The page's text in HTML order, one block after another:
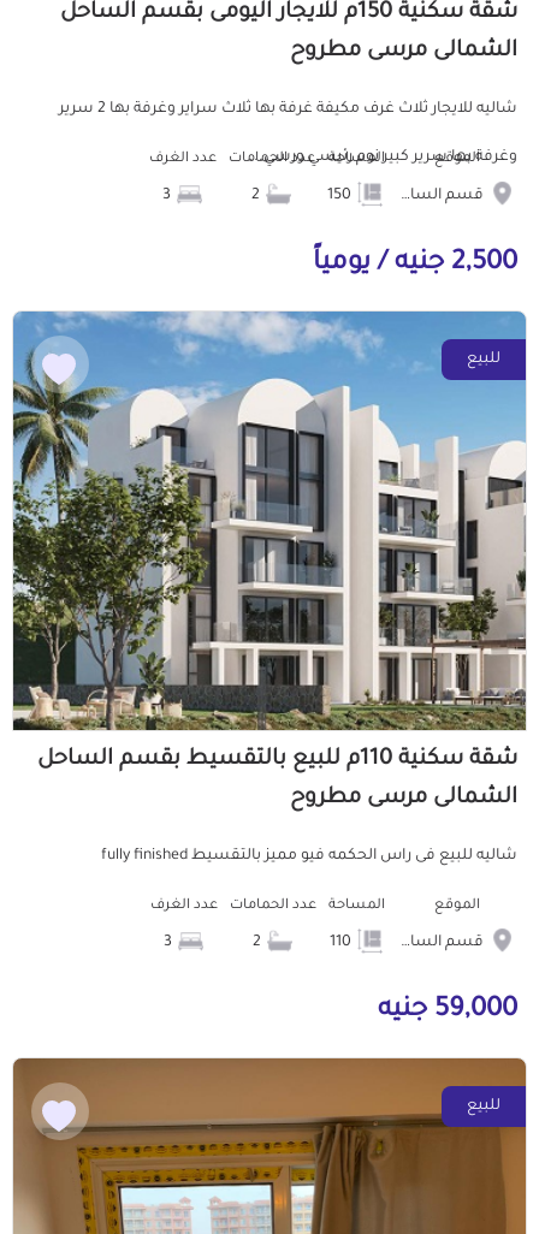
شقة سكنية 150م للايجار اليومى بقسم الساحل
الشمالى مرسى مطروح
شاليه للايجار ثلاث غرف مكيفة غرفة بها ثلاث سراير وغرفة بها 2 سرير
وغرفة بها سرير كبير نوم رئيسي ورسي...
الموقع
قسم الساحل الشمالى
المساحة عدد الحمامات عدد الغرف
2,500 جنيه / يومياً
للبيع
شقة سكنية 110م للبيع بالتقسيط بقسم الساحل
الشمالى مرسى مطروح
شاليه للبيع فى راس الحكمه فيو مميز بالتقسيط fully finished
الموقع
قسم الساحل الشمالى
المساحة عدد الحمامات عدد الغرف
59,000 جنيه
للبيع